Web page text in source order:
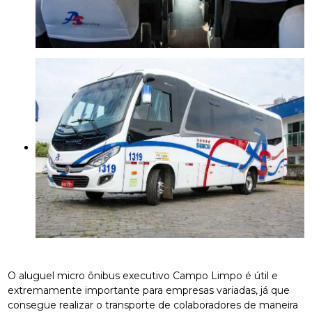
O aluguel micro ônibus executivo Campo Limpo é útil e
extremamente importante para empresas variadas, já que
consegue realizar o transporte de colaboradores de maneira